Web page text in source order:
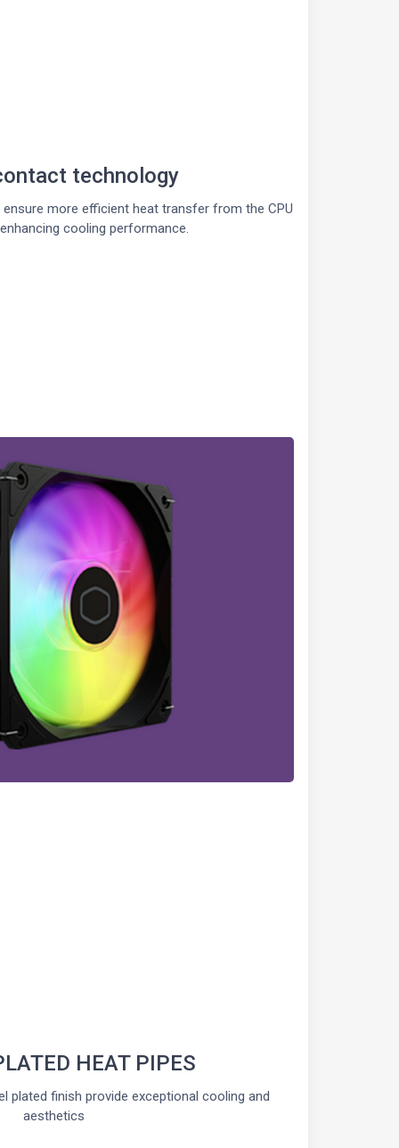
technology
more efficient heat transfer from the CPU
cooling performance.
HEAT PIPES
plated finish provide exceptional cooling and
aesthetics